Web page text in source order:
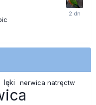
lęki
nerwica natręctw